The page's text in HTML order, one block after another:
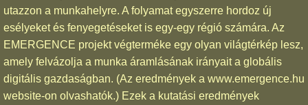
utazzon a munkahelyre. A folyamat egyszerre hordoz új
esélyeket és fenyegetéseket is egy-egy régió számára. Az
EMERGENCE projekt végterméke egy olyan világtérkép lesz,
amely felvázolja a munka áramlásának irányait a globális
digitális gazdaságban. (Az eredmények a www.emergence.hu
website-on olvashatók.) Ezek a kutatási eredmények